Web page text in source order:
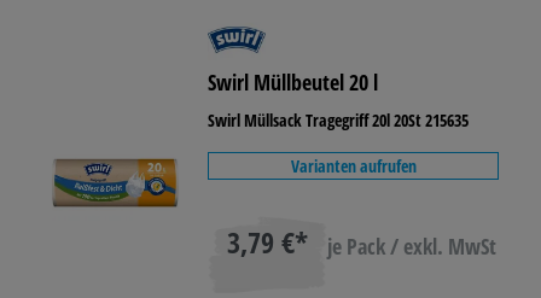
Swirl Müllbeutel 20 l
Swirl Müllsack Tragegriff 20l 20St 215635
Varianten aufrufen
3,79 €* je Pack / exkl. MwSt